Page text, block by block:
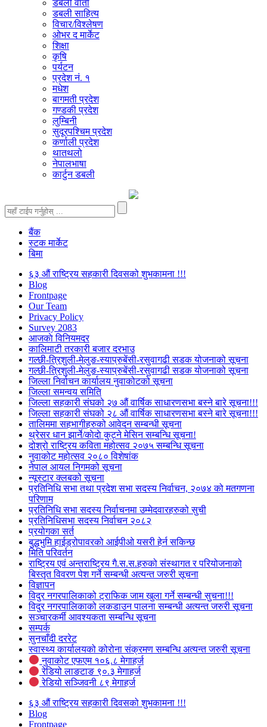
डबली वार्ता
डबली साहित्य
विचार/विश्‍लेषण
ओभर द मार्केट
शिक्षा
कृषि
पर्यटन
प्रदेश नं. १
मधेश
बागमती प्रदेश
गण्डकी प्रदेश
लुम्बिनी
सुदूरपश्चिम प्रदेश
कर्णाली प्रदेश
थातथलो
नेपालभाषा
कार्टुन डबली
बैंक
स्टक मार्केट
बिमा
६३ औं राष्ट्रिय सहकारी दिवसको शुभकामना !!!
Blog
Frontpage
Our Team
Privacy Policy
Survey 2083
आजकाे विनियमदर
कालिमाटी तरकारी बजार दरभाउ
गल्छी-त्रिशुली-मेलुङ-स्याप्रुबेंसी-रसुवागढी सडक योजनाको सूचना
गल्छी-त्रिशुली-मेलुङ-स्याप्रुबेंसी-रसुवागढी सडक योजनाको सूचना
जिल्ला निर्वाचन कार्यालय नुवाकोटको सूचना
जिल्ला समन्वय समिति
जिल्ला सहकारी संघको २७ औं वार्षिक साधारणसभा बस्ने बारे सूचना!!!
जिल्ला सहकारी संघको २८ औं वार्षिक साधारणसभा बस्ने बारे सूचना!!!
तालिममा सहभागीहरुको आवेदन सम्बन्धी सूचना
थ्रेसर धान झार्ने/काेदाे कुट्ने मेसिन सम्बन्धि सूचना!
दोश्रो राष्ट्रिय कविता महोत्सव २०७५ सम्बन्धि सूचना
नुवाकोट महोत्सव २०८० विशेषांक
नेपाल आयल निगमको सूचना
न्यूस्टार क्लबको सूचना
प्रतिनिधि सभा तथा प्रदेश सभा सदस्य निर्वाचन, २०७४ को मतगणना
परिणाम
प्रतिनिधि सभा सदस्य निर्वाचनमा उम्मेदवारहरुको सुची
प्रतिनिधिसभा सदस्य निर्वाचन २०८२
प्रयोगका सर्त
बुद्धभुमि हाईड्रोपावरको आईपीओ यसरी हेर्न सकिन्छ
मिति परिवर्तन
राष्ट्रिय एवं अन्तराष्ट्रिय गै.स.स.हरुको संस्थागत र परियोजनाको
बिस्तृत विवरण पेश गर्ने सम्बन्धी अत्यन्त जरुरी सूचना
विज्ञापन
विदुर नगरपालिकाको ट्राफिक जाम खुला गर्ने सम्बन्धी सुचना!!!
विदुर नगरपालिकाको लकडाउन पालना सम्बन्धी अत्यन्त जरुरी सूचना
सञ्चारकर्मी आवश्यकता सम्बन्धि सूचना
सम्पर्क
सुनचाँदी दररेट
स्वास्थ्य कार्यालयको कोरोना संक्रमण सम्बन्धि अत्यन्त जरुरी सूचना
नुवाकोट एफएम १०६.८ मेगाहर्ज
रेडियो लाङटाङ ९०.३ मेगाहर्ज
रेडियो सञ्जिवनी ८९ मेगाहर्ज
६३ औं राष्ट्रिय सहकारी दिवसको शुभकामना !!!
Blog
Frontpage